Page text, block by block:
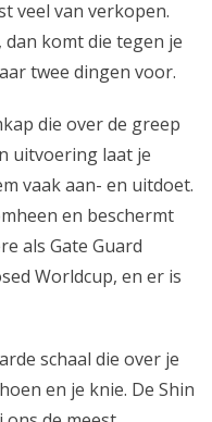
veel van verkopen.
dan komt die tegen je
twee dingen voor.
die over de greep
uitvoering laat je
vaak aan- en uitdoet.
en beschermt
als Gate Guard
Worldcup, en er is
schaal die over je
en je knie. De Shin